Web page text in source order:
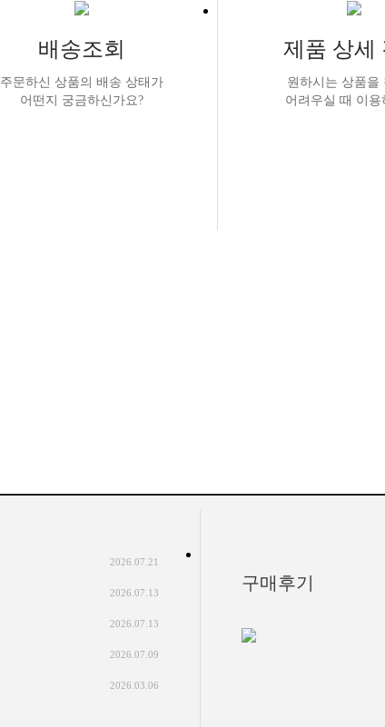
배송조회
주문하신 상품의 배송 상태가
어떤지 궁금하신가요?
제품 상세
원하시는 상품을
어려우실 때 이용
2026.07.21
2026.07.13
2026.07.13
2026.07.09
2026.03.06
구매후기